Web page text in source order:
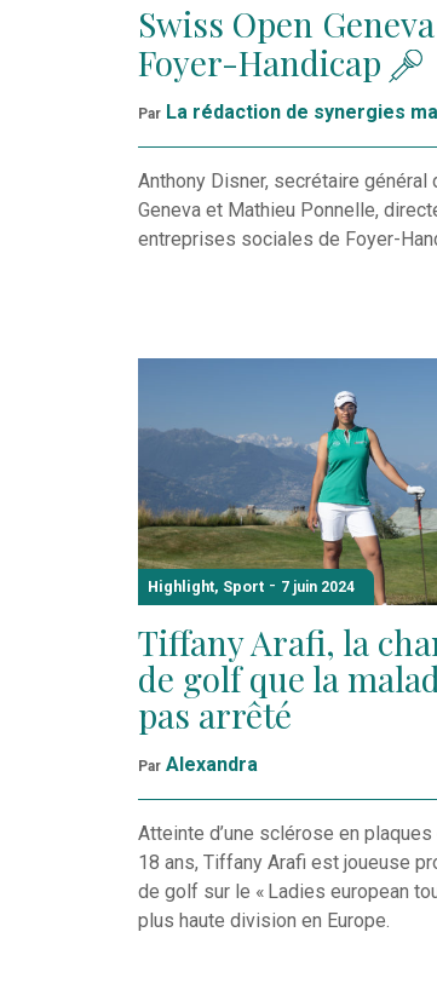
Swiss Open
Foyer-Handicap
Par La rédaction de synergies
Anthony Disner, secrétaire général
Geneva et Mathieu Ponnelle,
entreprises sociales de Foyer-
Highlight, Sport - 7 juin 2024
Tiffany Arafi, la
de golf que la
pas arrêté
Par Alexandra
Atteinte d’une sclérose en plaques
18 ans, Tiffany Arafi est joueuse
de golf sur le « Ladies european
plus haute division en Europe.